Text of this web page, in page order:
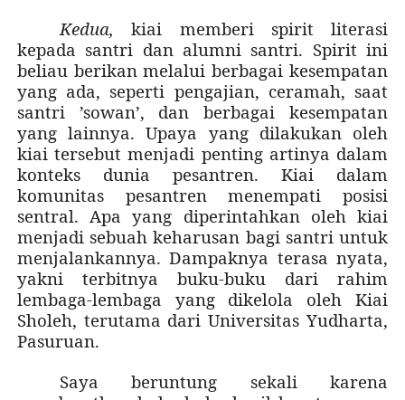
Kedua,kiai memberi spirit literasi
kepada santri dan alumni santri. Spirit ini
beliau berikan melalui berbagai kesempatan
yang ada, seperti pengajian, ceramah, saat
santri ’sowan’, dan berbagai kesempatan
yang lainnya. Upaya yang dilakukan oleh
kiai tersebut menjadi penting artinya dalam
konteks dunia pesantren. Kiai dalam
komunitas pesantren menempati posisi
sentral. Apa yang diperintahkan oleh kiai
menjadi sebuah keharusan bagi santri untuk
menjalankannya. Dampaknya terasa nyata,
yakni terbitnya buku-buku dari rahim
lembaga-lembaga yang dikelola oleh Kiai
Sholeh, terutama dari Universitas Yudharta,
Pasuruan.
Saya beruntung sekali karena